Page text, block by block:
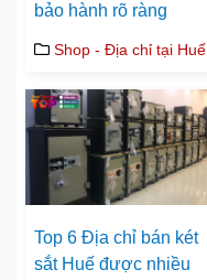
bảo hành rõ ràng
Shop - Địa chỉ tại Huế
Top 6 Địa chỉ bán két
sắt Huế được nhiều